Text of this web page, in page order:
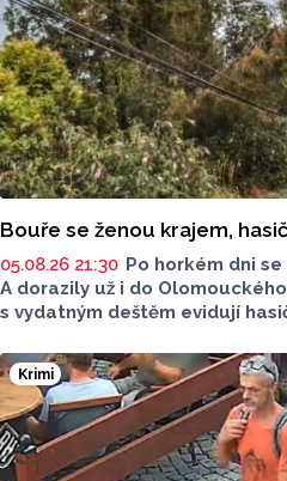
Čunderle.
Bouře se ženou krajem,
05.08.26 21:30 Po horkém dni
A dorazily už i do
s vydatným deštěm evidují
Olomouckého kraje o tom
Krimi